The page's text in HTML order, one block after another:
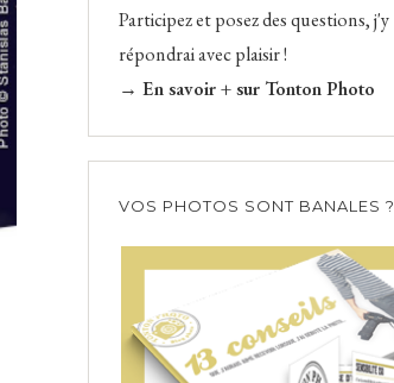
Participez et posez des questions, j'y
répondrai avec plaisir !
→ En savoir + sur Tonton Photo
VOS PHOTOS SONT BANALES ?